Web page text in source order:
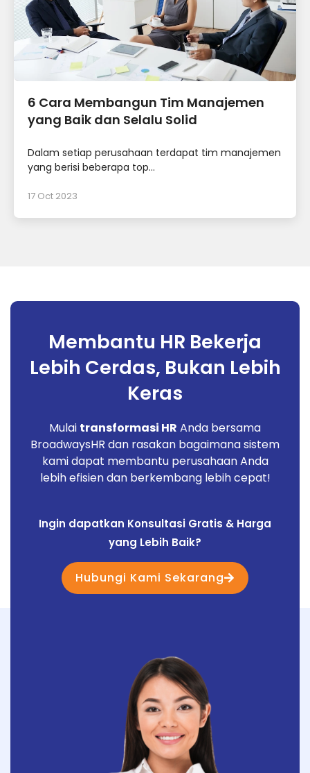
6 Cara Membangun Tim Manajemen
yang Baik dan Selalu Solid
Dalam setiap perusahaan terdapat tim manajemen
yang berisi beberapa top...
17 Oct 2023
Membantu HR Bekerja
Lebih Cerdas, Bukan Lebih
Keras
Mulai transformasi HR Anda bersama
BroadwaysHR dan rasakan bagaimana sistem
kami dapat membantu perusahaan Anda
lebih efisien dan berkembang lebih cepat!
Ingin dapatkan Konsultasi Gratis & Harga
yang Lebih Baik?
Hubungi Kami Sekarang